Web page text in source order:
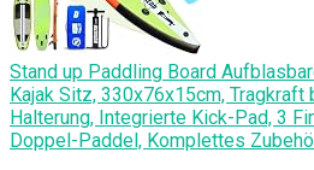
Stand up Paddling Board
Kajak Sitz, 330x76x15cm, Tragkraft
Halterung, Integrierte Kick-Pad, 3
Doppel-Paddel, Komplettes